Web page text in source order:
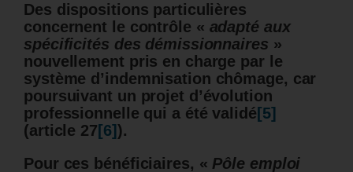
Des dispositions particulières
concernent le contrôle « adapté aux
spécificités des démissionnaires »
nouvellement pris en charge par le
système d’indemnisation chômage, car
poursuivant un projet d’évolution
professionnelle qui a été validé [5]
(article 27 [6]).
Pour ces bénéficiaires, « Pôle emploi